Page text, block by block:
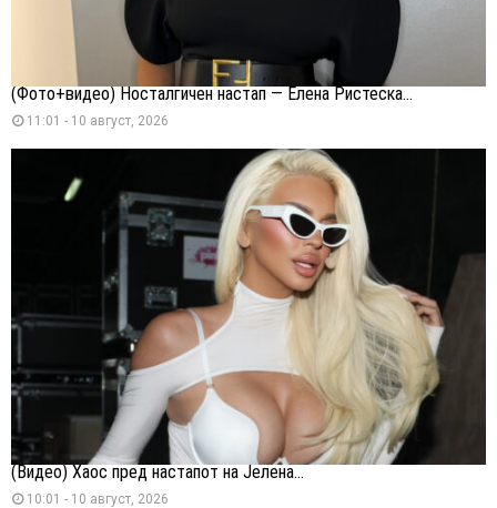
(Фото+видео) Носталгичен настап — Елена Ристеска...
11:01 - 10 август, 2026
(Видео) Хаос пред настапот на Јелена...
10:01 - 10 август, 2026